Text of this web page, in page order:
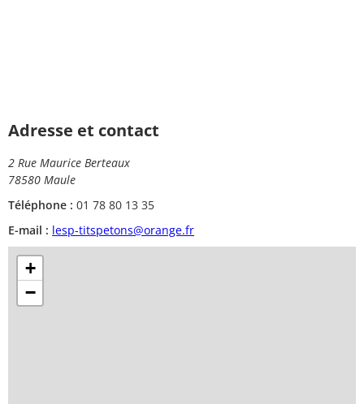
Adresse et contact
2 Rue Maurice Berteaux
78580 Maule
Téléphone : 01 78 80 13 35
E-mail : lesp-titspetons@orange.fr
+
−